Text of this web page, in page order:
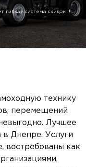
гибкая система скидок !!!
технику
перемещений
Лучшее
в Днепре. Услуги
востребованы как